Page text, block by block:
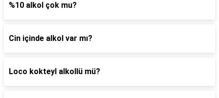
%10 alkol çok mu?
Cin içinde alkol var mı?
Loco kokteyl alkollü mü?